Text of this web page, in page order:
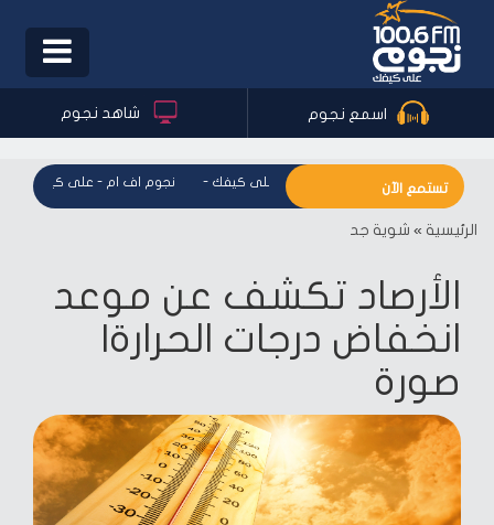
Toggle
اسمع نجوم شاهد نجوم
تستمع الآن -نجوم اف ام - على كيفك - نجوم اف ام - على كيفك
الرئيسية » شوية جد
الأرصاد تكشف عن موعد
انخفاض درجات الحرارة|
صورة